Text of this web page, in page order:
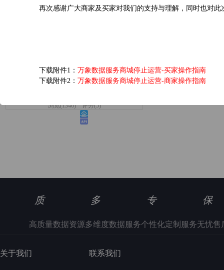
再次感谢广大商家及买家对我们的支持与理解，同时也对
下载附件1： 万象数据服务商城停止运营-买家操作指南
下载附件2： 万象数据服务商城停止运营-商家操作指南
6.0元/次
浏览(1346) 评分(5)
质
高质量数据资源
多
多维度数据服务
专
个性化定制服务
保
无忧售
关于我们 联系我们